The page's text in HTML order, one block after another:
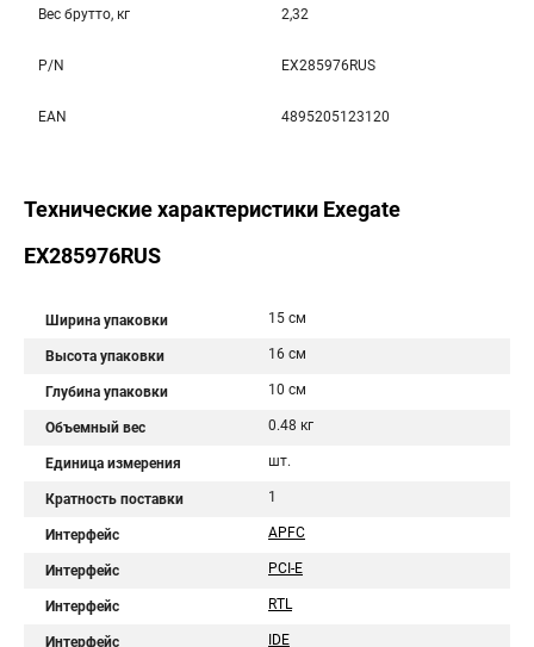
Вес брутто, кг 2,32
P/N EX285976RUS
EAN 4895205123120
Технические характеристики Exegate
EX285976RUS
Ширина упаковки 15 см
Высота упаковки 16 см
Глубина упаковки 10 см
Объемный вес 0.48 кг
Единица измерения шт.
Кратность поставки 1
Интерфейс APFC
Интерфейс PCI-E
Интерфейс RTL
Интерфейс IDE